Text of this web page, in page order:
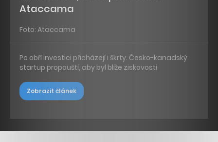
Ataccama
Foto: Ataccama
Po obří investici přicházejí i škrty. Česko-kanadský
startup propouští, aby byl blíže ziskovosti
Zobrazit článek